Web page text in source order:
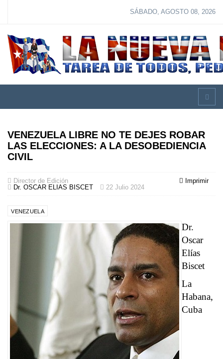
SÁBADO, AGOSTO 08, 2026
VENEZUELA LIBRE NO TE DEJES ROBAR
LAS ELECCIONES: A LA DESOBEDIENCIA
CIVIL
Imprimir
Director de Edición
Dr. OSCAR ELIAS BISCET
22 Julio 2024
VENEZUELA
Dr.
Oscar
Elías
Biscet
La
Habana,
Cuba